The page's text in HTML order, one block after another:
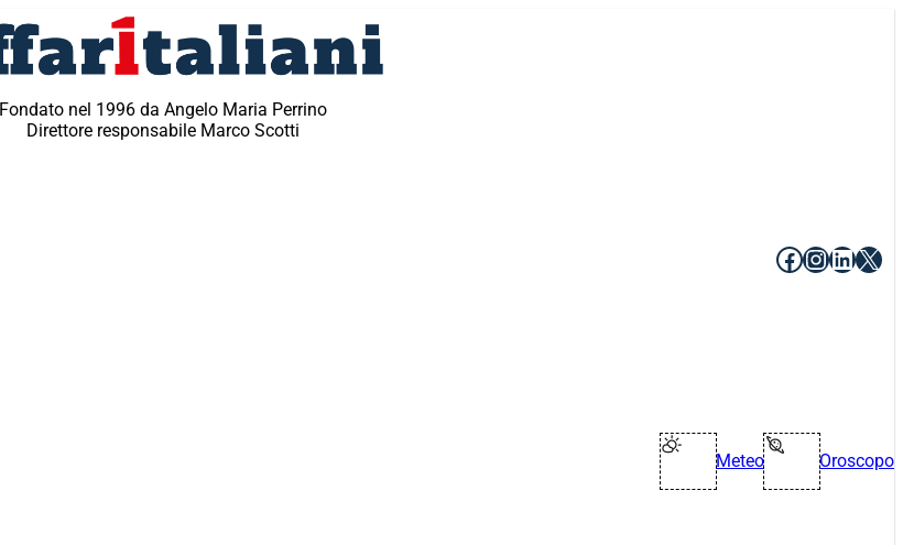
Fondato nel 1996 da Angelo Maria Perrino
Direttore responsabile Marco Scotti
Facebook
X
Meteo Oroscopo